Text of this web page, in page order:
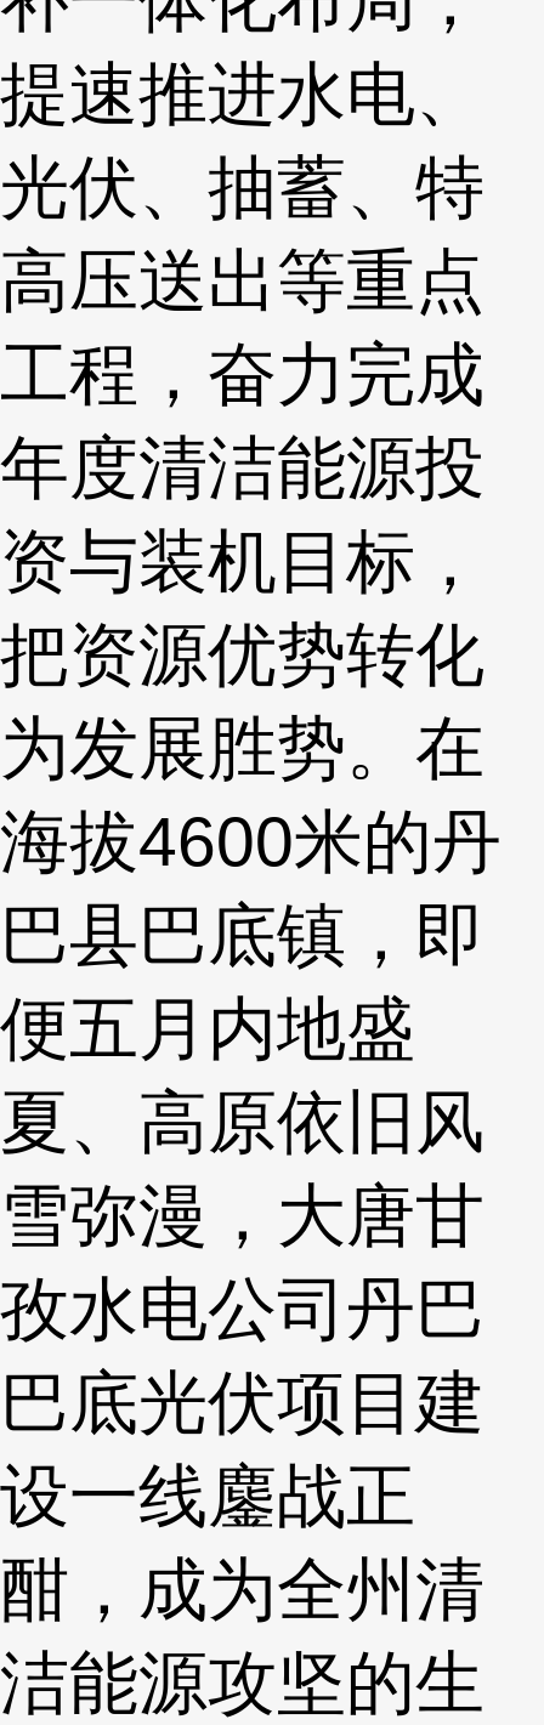
提速推进水电、
光伏、抽蓄、特
高压送出等重点
工程，奋力完成
年度清洁能源投
资与装机目标，
把资源优势转化
为发展胜势。在
海拔4600米的丹
巴县巴底镇，即
便五月内地盛
夏、高原依旧风
雪弥漫，大唐甘
孜水电公司丹巴
巴底光伏项目建
设一线鏖战正
酣，成为全州清
洁能源攻坚的生